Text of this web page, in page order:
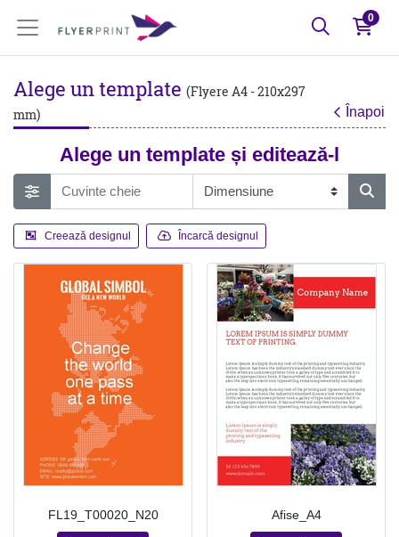
0
Alege un template (Flyere A4 - 210x297
mm)
Înapoi
Alege un template și editează-l
Creează designul Încarcă designul
FL19_T00020_N20 Afise_A4